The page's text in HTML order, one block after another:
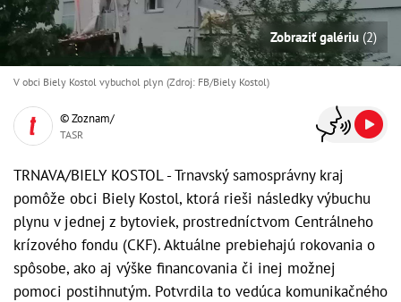
Zobraziť galériu (2)
V obci Biely Kostol vybuchol plyn (Zdroj: FB/Biely Kostol)
© Zoznam/
TASR
TRNAVA/BIELY KOSTOL - Trnavský samosprávny kraj
pomôže obci Biely Kostol, ktorá rieši následky výbuchu
plynu v jednej z bytoviek, prostredníctvom Centrálneho
krízového fondu (CKF). Aktuálne prebiehajú rokovania o
spôsobe, ako aj výške financovania či inej možnej
pomoci postihnutým. Potvrdila to vedúca komunikačného